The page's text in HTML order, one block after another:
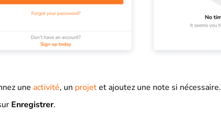
une activité, un projetet ajoutez une note si nécessaire.
Enregistrer.